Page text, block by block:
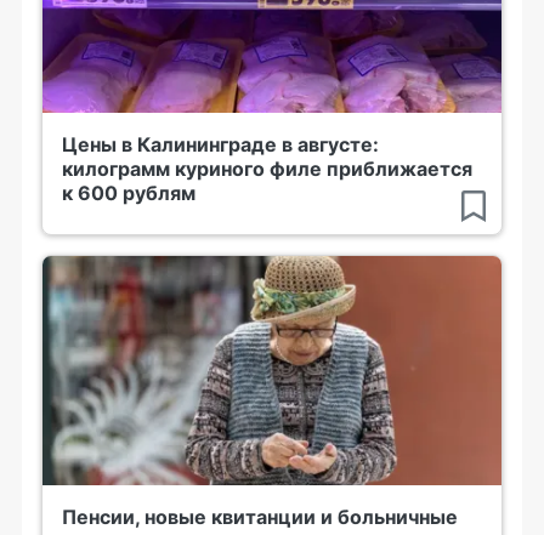
Цены в Калининграде в августе:
килограмм куриного филе приближается
к 600 рублям
Пенсии, новые квитанции и больничные